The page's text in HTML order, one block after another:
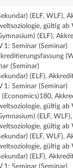
(ELF, WLF),
gültig ab
(ELF),
Seminar (Seminar)
(Seminar)
(ELF),
Seminar (Seminar)
gültig ab
(ELF,
gültig ab
(ELF, WLF),
gültig ab
(ELF),
Seminar (Seminar)